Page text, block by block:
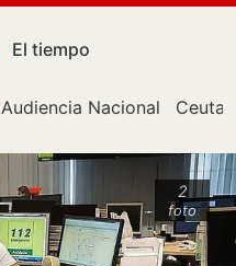
El tiempo
Audiencia Nacional Ceuta
2
foto